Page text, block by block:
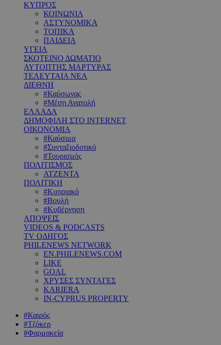
ΚΥΠΡΟΣ
ΚΟΙΝΩΝΙΑ
ΑΣΤΥΝΟΜΙΚΑ
ΤΟΠΙΚΑ
ΠΑΙΔΕΙΑ
ΥΓΕΙΑ
ΣΚΟΤΕΙΝΟ ΔΩΜΑΤΙΟ
ΑΥΤΟΠΤΗΣ ΜΑΡΤΥΡΑΣ
ΤΕΛΕΥΤΑΙΑ ΝΕΑ
ΔΙΕΘΝΗ
#Καύσωνας
#Μέση Ανατολή
ΕΛΛΑΔΑ
ΔΗΜΟΦΙΛΗ ΣΤΟ INTERNET
ΟΙΚΟΝΟΜΙΑ
#Καύσιμα
#Συνταξιοδοτικό
#Τουρισμός
ΠΟΛΙΤΙΣΜΟΣ
ΑΤΖΕΝΤΑ
ΠΟΛΙΤΙΚΗ
#Κυπριακό
#Βουλή
#Κυβέρνηση
ΑΠΟΨΕΙΣ
VIDEOS & PODCASTS
TV ΟΔΗΓΟΣ
PHILENEWS NETWORK
EN.PHILENEWS.COM
LIKE
GOAL
ΧΡΥΣΕΣ ΣΥΝΤΑΓΕΣ
KARIERA
IN-CYPRUS PROPERTY
#Καιρός
#Τζόκερ
#Φαρμακεία